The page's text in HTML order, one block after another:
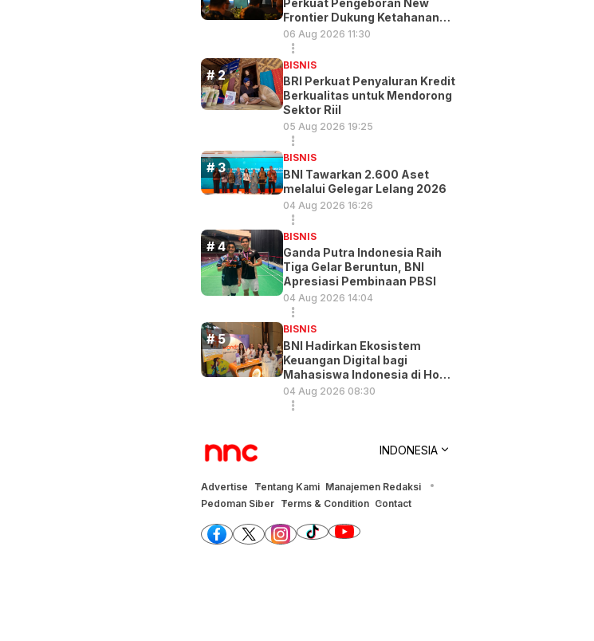
Perkuat Pengeboran New
Frontier Dukung Ketahanan
Energi
06 Aug 2026 11:30
BISNIS
BRI Perkuat Penyaluran Kredit
Berkualitas untuk Mendorong
Sektor Riil
05 Aug 2026 19:25
BISNIS
BNI Tawarkan 2.600 Aset
melalui Gelegar Lelang 2026
04 Aug 2026 16:26
BISNIS
Ganda Putra Indonesia Raih
Tiga Gelar Beruntun, BNI
Apresiasi Pembinaan PBSI
04 Aug 2026 14:04
BISNIS
BNI Hadirkan Ekosistem
Keuangan Digital bagi
Mahasiswa Indonesia di Hong
Kong
04 Aug 2026 08:30
INDONESIA
Advertise Tentang Kami Manajemen Redaksi
Pedoman Siber Terms & Condition Contact